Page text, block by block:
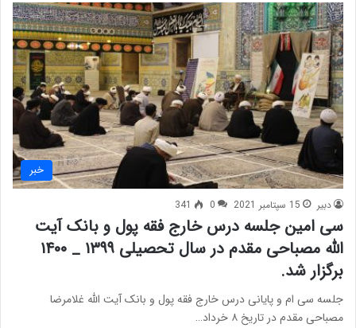
خبر
دبیر 15 سپتامبر 2021 0
341
سی امین جلسه درس خارج فقه پول و بانک آیت
الله مصباحی مقدم در سال تحصیلی ۱۳۹۹ _ ۱۴۰۰
برگزار شد.
جلسه سی ام و پایانی درس خارج فقه پول و بانک آیت الله غلامرضا
مصباحی مقدم در تاریخ ۸ خرداد…